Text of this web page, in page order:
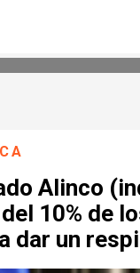
Alinco
10% de
dar un